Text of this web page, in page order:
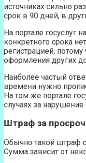
источниках сильно
срок в 90 дней, в
На портале госуслуг
конкретного срока
регистрацией, потому
оформления других
Наиболее частый
времени нужно
На том же портале
случаях за
Штраф за
Обычно такой штраф
Сумма зависит от